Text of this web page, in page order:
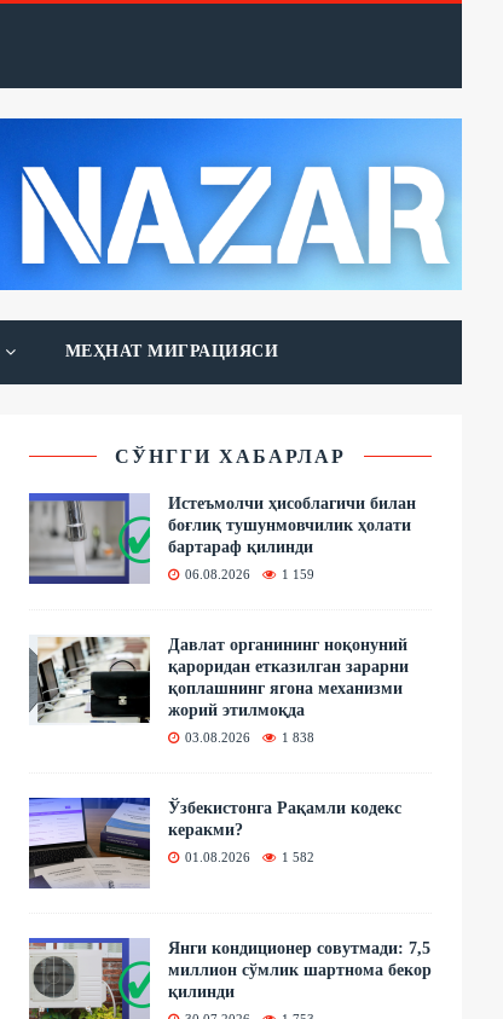
МЕҲНАТ МИГРАЦИЯСИ
СЎНГГИ ХАБАРЛАР
Истеъмолчи ҳисоблагичи билан
боғлиқ тушунмовчилик ҳолати
бартараф қилинди
06.08.2026 1 159
Давлат органининг ноқонуний
қароридан етказилган зарарни
қоплашнинг ягона механизми
жорий этилмоқда
03.08.2026 1 838
Ўзбекистонга Рақамли кодекс
керакми?
01.08.2026 1 582
Янги кондиционер совутмади: 7,5
миллион сўмлик шартнома бекор
қилинди